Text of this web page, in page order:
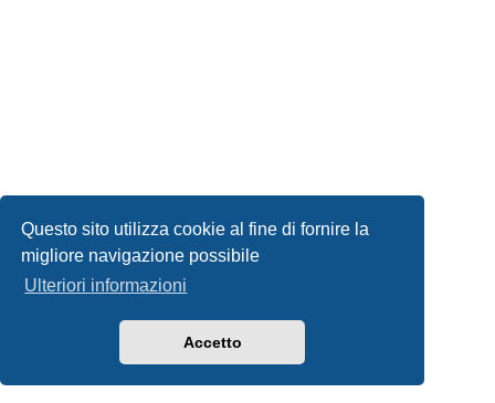
Questo sito utilizza cookie al fine di fornire la
migliore navigazione possibile
Ulteriori informazioni
Accetto